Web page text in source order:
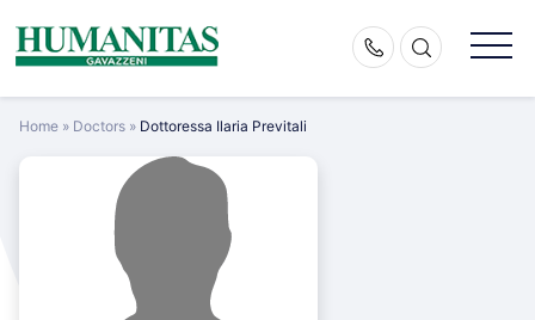
content
Home » Doctors » Dottoressa Ilaria Previtali